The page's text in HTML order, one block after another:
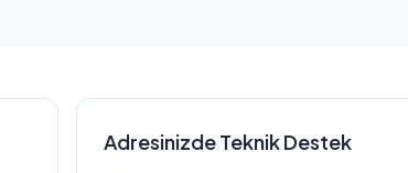
Adresinizde Teknik Destek